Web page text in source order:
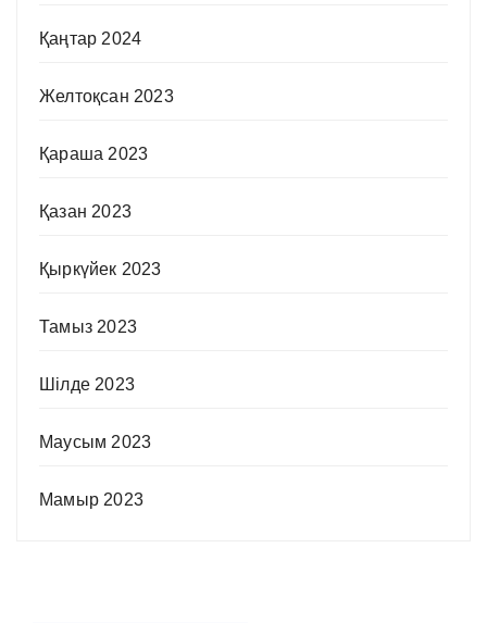
Қаңтар 2024
Желтоқсан 2023
Қараша 2023
Қазан 2023
Қыркүйек 2023
Тамыз 2023
Шілде 2023
Маусым 2023
Мамыр 2023